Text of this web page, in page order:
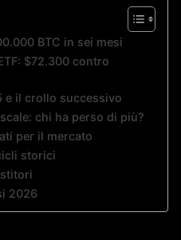
BTC in sei mesi
$72.300 contro
e il crollo successivo
chi ha perso di più?
per il mercato
storici
2026